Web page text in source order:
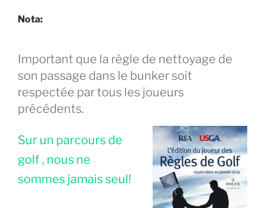
Nota:
Important que la règle de nettoyage de
son passage dans le bunker soit
respectée par tous les joueurs
précédents.
Sur un parcours de
golf , nous ne
sommes jamais seul!